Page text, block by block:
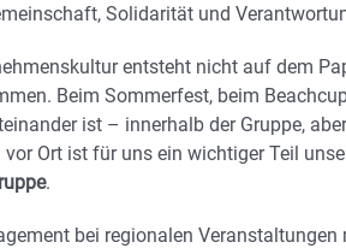
Solidarität und
entsteht nicht auf dem
Beim Sommerfest, beim
ist – innerhalb der Gruppe,
Ort ist für uns ein wichtiger Teil
.
bei regionalen Veranstaltungen